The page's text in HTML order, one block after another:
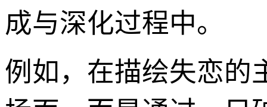
成与深化过程中。
例如，在描绘失恋的